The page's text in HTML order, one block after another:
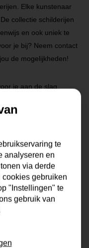
Elke kunstenaar
collectie schilderijen
en ook uniek te
je bij? Neem contact
de mogelijkheden!
je aan de slag.
0x0x0 cm
schilderij van onze
eigen kunstenaars
120x120, 150x150
te
analyseren en
via derde
cookies gebruiken
"Instellingen" te
gebruik van